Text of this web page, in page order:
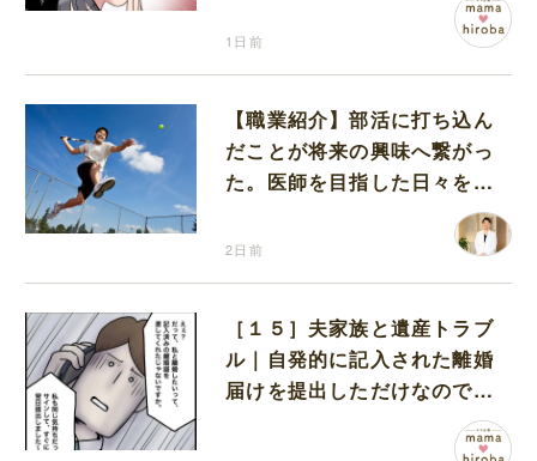
1日前
【職業紹介】部活に打ち込ん
だことが将来の興味へ繋がっ
た。医師を目指した日々を振
2日前
［１５］夫家族と遺産トラブ
ル｜自発的に記入された離婚
届けを提出しただけなので、